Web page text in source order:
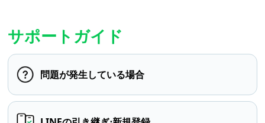
サポートガイド
問題が発生している場合